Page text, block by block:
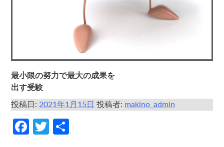
最小限の努力で最大の成果を
出す受験
投稿日:2021年1月15日 投稿者: makino_admin
Facebook
Twitter